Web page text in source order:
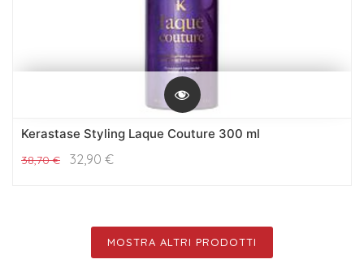
Kerastase Styling Laque Couture 300 ml
38,70€ 32,90 €
MOSTRA ALTRI PRODOTTI